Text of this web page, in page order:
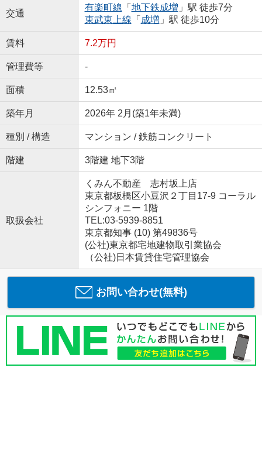
交通
有楽町線 「 地下鉄成増 」駅 徒歩7分
東武東上線 「 成増 」駅 徒歩10分
賃料 7.2万円
管理費等 -
面積 12.53㎡
築年月 2026年 2月(築1年未満)
種別 / 構造 マンション / 鉄筋コンクリート
階建 3階建 地下3階
取扱会社
くみん不動産 志村坂上店
東京都板橋区小豆沢２丁目17-9 コーラル
シンフォニー 1階
TEL:03-5939-8851
東京都知事 (10) 第49836号
(公社)東京都宅地建物取引業協会
（公社)日本賃貸住宅管理協会
お問い合わせ(無料)